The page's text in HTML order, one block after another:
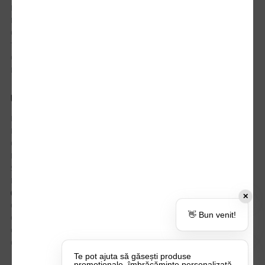
Istoric comenzi
Mostre si Conditii Retur Marfa
Cum comanzi
Termen de livrare
Costuri de livrare
Politica de returnare a produselor
UTILE
Despre Noi
Echipa Update Advertising
CSR si Implicare sociala
Branduri partenere
Suport dedicat si Intrebari frecvente
BLOG – Promo Tips&Tricks
Certificari si Sustenabilitate
Cariere la Update Advertising
CATALOAGE
Contactează-ne
✕
👋 Bun venit!
Te pot ajuta să găsești produse